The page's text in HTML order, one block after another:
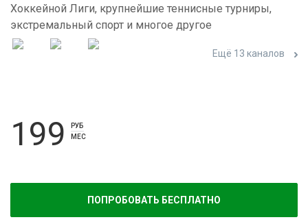
Хоккейной Лиги, крупнейшие теннисные турниры,
экстремальный спорт и многое другое
Ещё 13 каналов
199
РУБ
МЕС
ПОПРОБОВАТЬ БЕСПЛАТНО